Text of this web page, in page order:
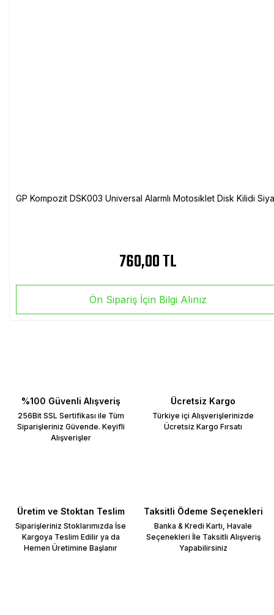
GP Kompozit DSK003 Universal Alarmlı Motosiklet Disk Kilidi
760,00 TL
Ön Sipariş İçin Bilgi Alınız
%100 Güvenli Alışveriş
256Bit SSL Sertifikası ile Tüm
Siparişleriniz Güvende. Keyifli
Alışverişler
Ücretsiz Kargo
Türkiye içi Alışverişlerinizde
Ücretsiz Kargo Fırsatı
Üretim ve Stoktan Teslim
Siparişleriniz Stoklarımızda İse
Kargoya Teslim Edilir ya da
Hemen Üretimine Başlanır
Taksitli Ödeme Seçenekleri
Banka & Kredi Kartı, Havale
Seçenekleri İle Taksitli Alışveriş
Yapabilirsiniz